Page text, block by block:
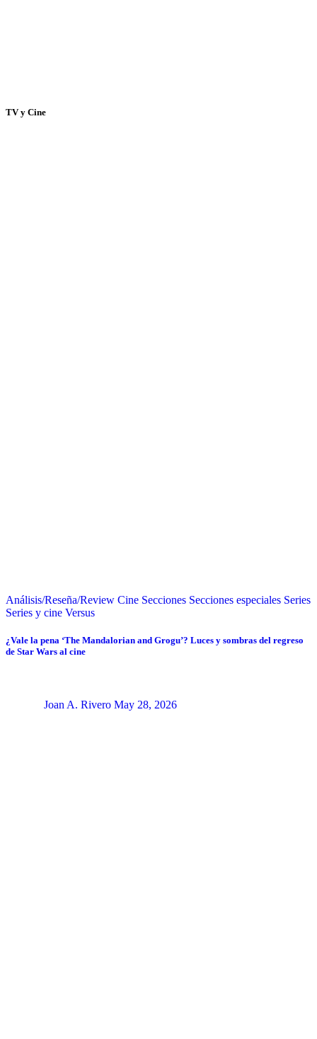
TV y Cine
Análisis/Reseña/Review Cine Secciones Secciones especiales Series
Series y cine Versus
¿Vale la pena ‘The Mandalorian and Grogu’? Luces y sombras del regreso
de Star Wars al cine
Joan A. Rivero May 28, 2026